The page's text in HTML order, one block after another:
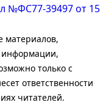
№ФС77-39497 от 15
материалов,
информации,
только с
ответственности
читателей.